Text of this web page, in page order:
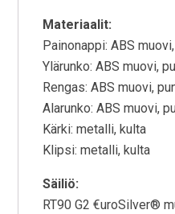
Materiaalit:
Painonappi: ABS
Ylärunko: ABS muovi,
Rengas: ABS muovi,
Alarunko: ABS muovi,
Kärki: metalli, kulta
Klipsi: metalli, kulta
Säiliö:
RT90 G2 €uroSilver®